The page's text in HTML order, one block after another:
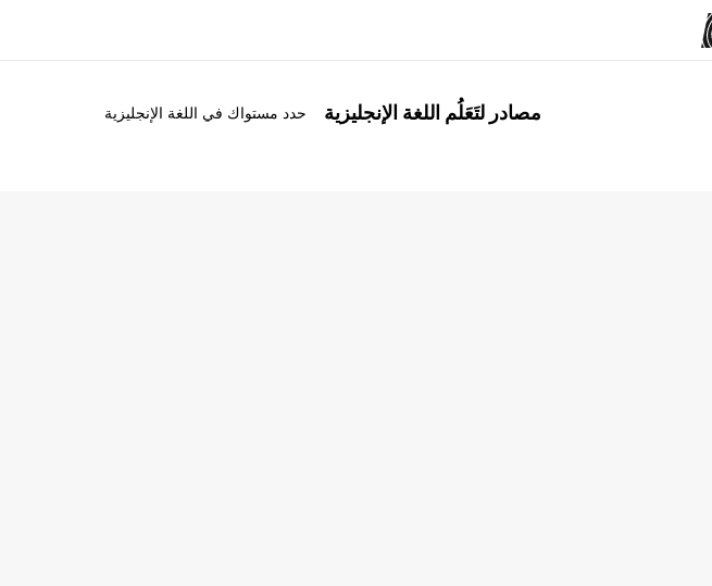
مصادر لتَعَلُم اللغة الإنجليزية حدد مستواك في اللغة الإنجليزية